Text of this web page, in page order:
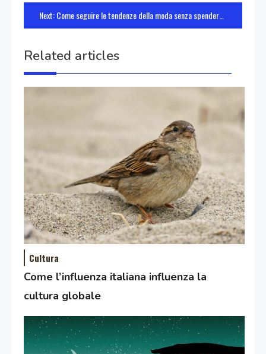
Next:Come seguire le tendenze della moda senza spendere una fortuna
Related articles
Cultura
Come l’influenza italiana influenza la
cultura globale